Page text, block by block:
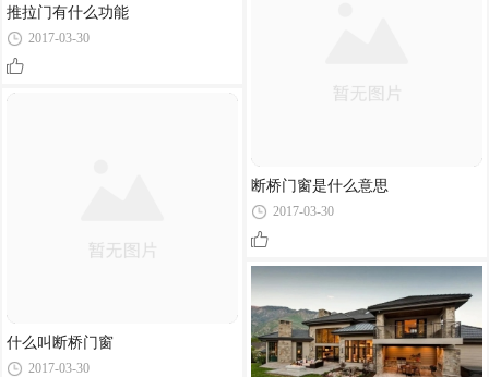
推拉门有什么功能
2017-03-30
什么叫断桥门窗
2017-03-30
断桥门窗是什么意思
2017-03-30